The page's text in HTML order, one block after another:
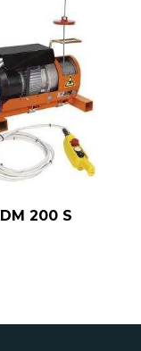
DM 200 S